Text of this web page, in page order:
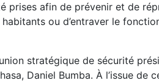
prises afin de prévenir et de
ou d’entraver le
stratégique de sécurité
Daniel Bumba. À l’issue de